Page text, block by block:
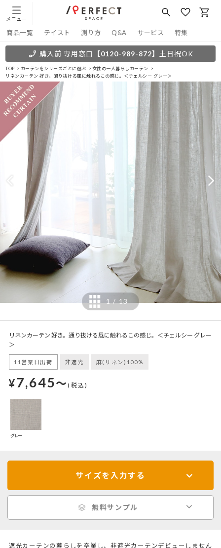
メニュー
商品一覧 テイスト 測り方 Q&A サービス 特集
購入前 専用窓口 【0120-989-872】 土日祝OK
TOP カーテンをシリーズごとに選ぶ
女性の一人暮らしカーテン
リネンカーテン 好き。通り抜ける風に触れるこの感じ。＜チェルシー グレー＞
1/13
リネンカーテン 好き。通り抜ける風に触れるこの感じ。＜チェルシー グレー
＞
11営業日出荷 非遮光 麻(リネン)100%
¥7,645～(税込)
グレー
サイズを入力する
無料サンプル
遮光カーテンの暮らしを卒業し、非遮光カーテンデビューしません